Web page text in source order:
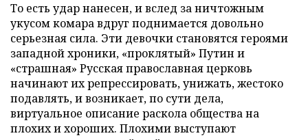
То есть удар нанесен, и вслед за ничтожным
укусом комара вдруг поднимается довольно
серьезная сила. Эти девочки становятся героями
западной хроники, «проклятый» Путин и
«страшная» Русская православная церковь
начинают их репрессировать, унижать, жестоко
подавлять, и возникает, по сути дела,
виртуальное описание раскола общества на
плохих и хороших. Плохими выступают